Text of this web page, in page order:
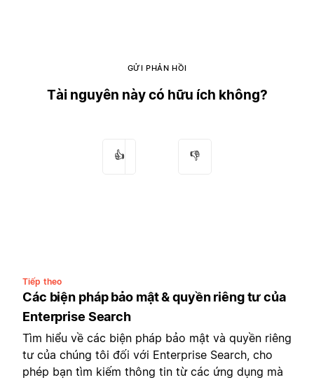
GỬI PHẢN HỒI
Tài nguyên này có hữu ích không?
👍 👎
Tiếp theo
Các biện pháp bảo mật & quyền riêng tư của
Enterprise Search
Tìm hiểu về các biện pháp bảo mật và quyền riêng
tư của chúng tôi đối với Enterprise Search, cho
phép bạn tìm kiếm thông tin từ các ứng dụng mà